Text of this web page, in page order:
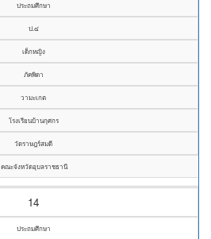
ประถมศึกษา
ป.๔
เด็กหญิง
ภัคพิดา
วามะเกต
โรงเรียนบ้านกุศกร
วัดราษฎร์สมดี
คณะจังหวัดอุบลราชธานี
14
ประถมศึกษา